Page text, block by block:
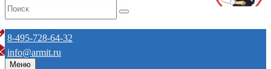
8-495-728-64-32
info@armit.ru
Меню